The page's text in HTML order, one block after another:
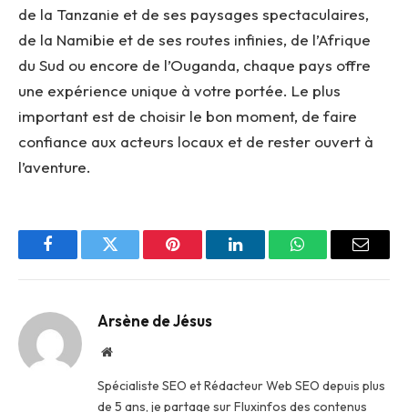
de la Tanzanie et de ses paysages spectaculaires,
de la Namibie et de ses routes infinies, de l’Afrique
du Sud ou encore de l’Ouganda, chaque pays offre
une expérience unique à votre portée. Le plus
important est de choisir le bon moment, de faire
confiance aux acteurs locaux et de rester ouvert à
l’aventure.
FacebookTwitter Pinterest LinkedInWhatsAppEmail
Arsène de Jésus
Site
Spécialiste SEO et Rédacteur Web SEO depuis plus
de 5 ans, je partage sur Fluxinfos des contenus